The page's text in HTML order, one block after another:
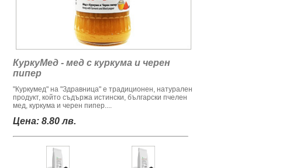
КуркуМед - мед с куркума и черен
пипер
"Куркумед" на "Здравница" е традиционен, натурален
продукт, който съдържа истински, български пчелен
мед, куркума и черен пипер....
Цена: 8.80 лв.